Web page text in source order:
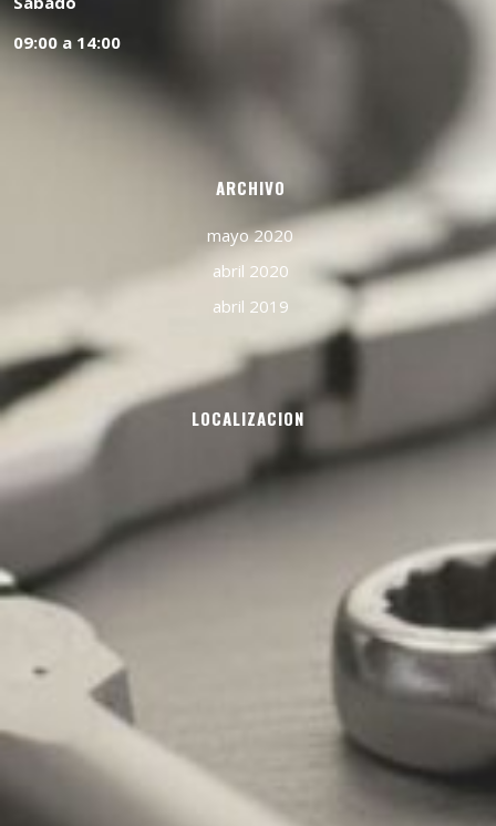
09:00 a 14:00
ARCHIVO
mayo 2020
abril 2020
abril 2019
LOCALIZACION